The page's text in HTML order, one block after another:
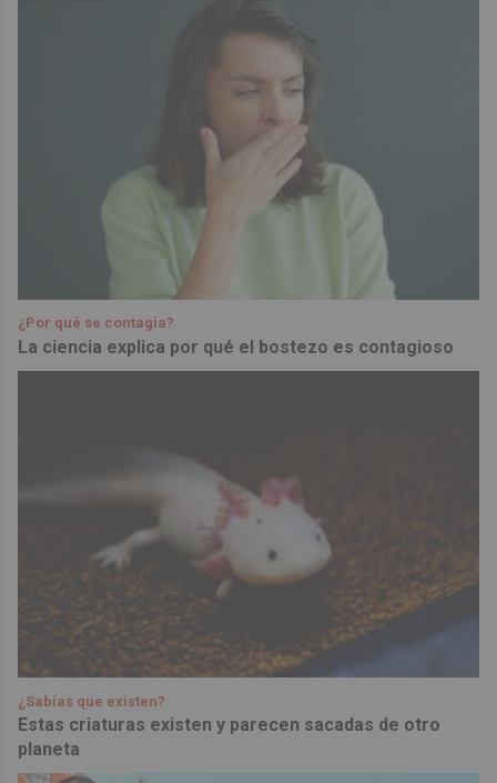
¿Por qué se contagia?
La ciencia explica por qué el bostezo es contagioso
¿Sabías que existen?
Estas criaturas existen y parecen sacadas de otro
planeta